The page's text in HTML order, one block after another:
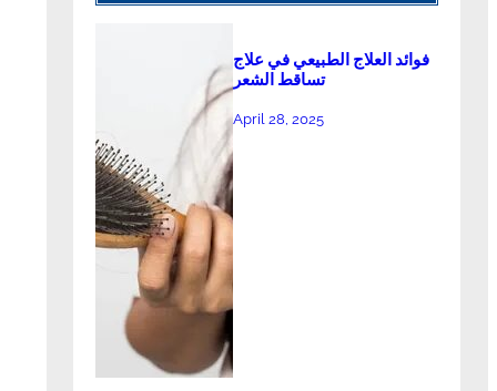
فوائد العلاج الطبيعي في علاج
تساقط الشعر
April 28, 2025